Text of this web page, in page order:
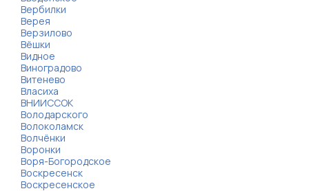
Вербилки
Верея
Верзилово
Вёшки
Видное
Виноградово
Витенево
Власиха
ВНИИССОК
Володарского
Волоколамск
Волчёнки
Воронки
Воря-Богородское
Воскресенск
Воскресенское